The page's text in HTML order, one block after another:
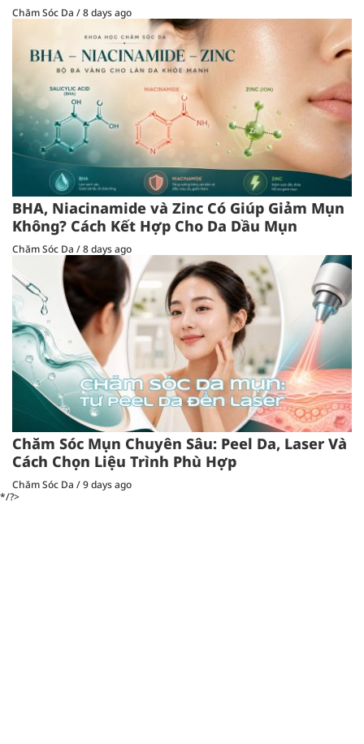
Chăm Sóc Da /8 days ago
BHA, Niacinamide và Zinc Có Giúp Giảm Mụn
Không? Cách Kết Hợp Cho Da Dầu Mụn
Chăm Sóc Da /8 days ago
Chăm Sóc Mụn Chuyên Sâu: Peel Da, Laser Và
Cách Chọn Liệu Trình Phù Hợp
Chăm Sóc Da /9 days ago
*/?>